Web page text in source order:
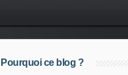
Pourquoi ce blog ?